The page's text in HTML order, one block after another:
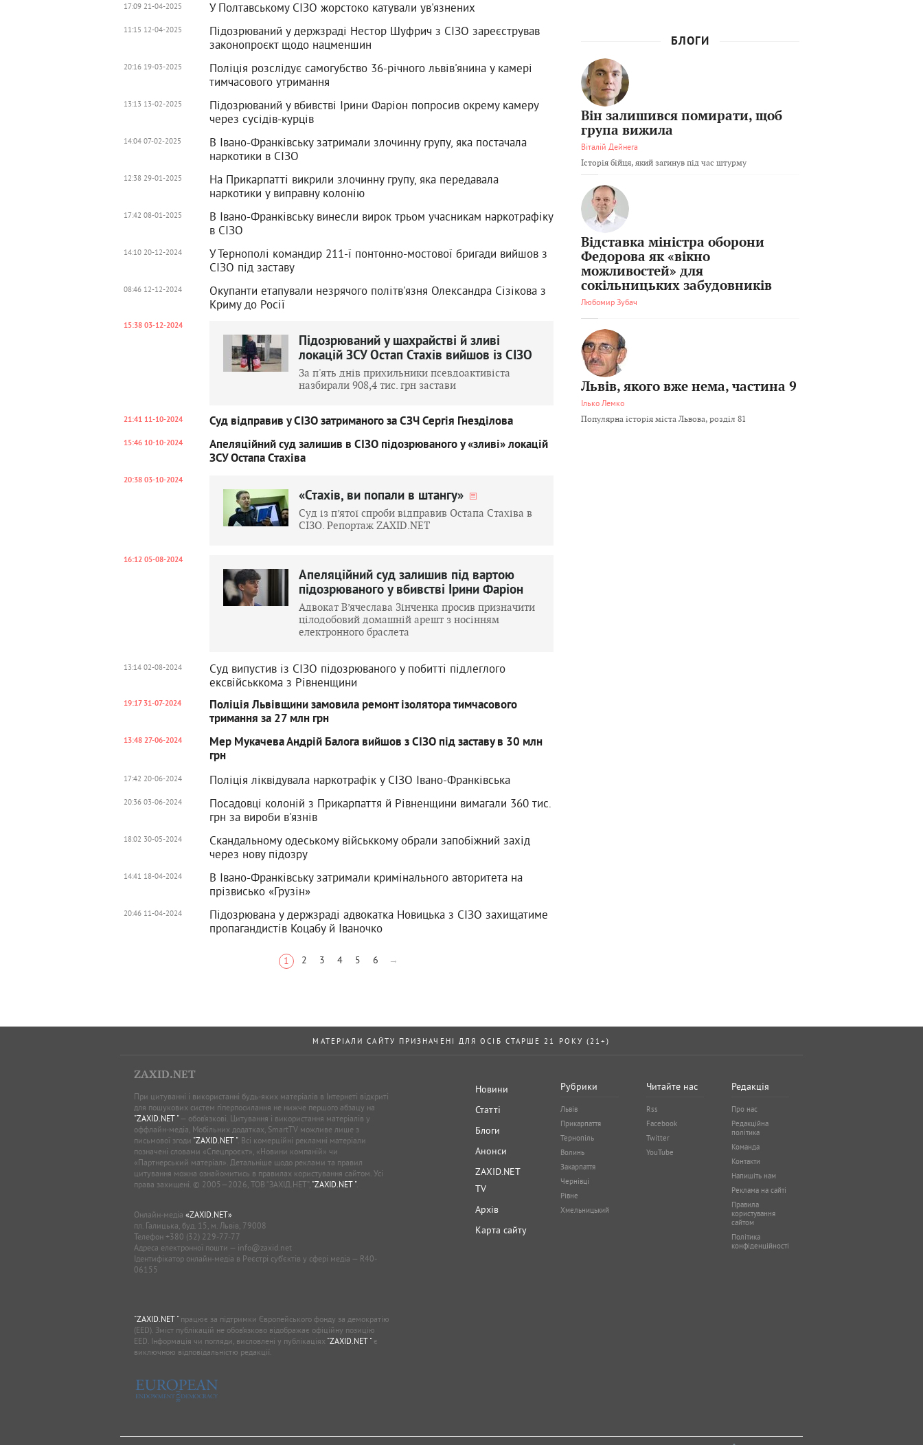
17:09 21-04-2025 У Полтавському СІЗО жорстоко катували ув'язнених
11:15 12-04-2025
Підозрюваний у держзраді Нестор Шуфрич з СІЗО зареєстрував
законопроєкт щодо нацменшин
20:16 19-03-2025
Поліція розслідує самогубство 36-річного львів'янина у камері
тимчасового утримання
13:13 13-02-2025
Підозрюваний у вбивстві Ірини Фаріон попросив окрему камеру
через сусідів-курців
14:04 07-02-2025
В Івано-Франківську затримали злочинну групу, яка постачала
наркотики в СІЗО
12:38 29-01-2025
На Прикарпатті викрили злочинну групу, яка передавала
наркотики у виправну колонію
17:42 08-01-2025
В Івано-Франківську винесли вирок трьом учасникам наркотрафіку
в СІЗО
14:10 20-12-2024
У Тернополі командир 211-ї понтонно-мостової бригади вийшов з
СІЗО під заставу
08:46 12-12-2024
Окупанти етапували незрячого політв'язня Олександра Сізікова з
Криму до Росії
15:38 03-12-2024
Підозрюваний у шахрайстві й зливі
локацій ЗСУ Остап Стахів вийшов із СІЗО
За п'ять днів прихильники псевдоактивіста
назбирали 908,4 тис. грн застави
21:41 11-10-2024 Суд відправив у СІЗО затриманого за СЗЧ Сергія Гнезділова
15:46 10-10-2024
Апеляційний суд залишив в СІЗО підозрюваного у «зливі» локацій
ЗСУ Остапа Стахіва
20:38 03-10-2024
«Стахів, ви попали в штангу»
Суд із п’ятої спроби відправив Остапа Стахіва в
СІЗО. Репортаж ZAXID.NET
16:12 05-08-2024
Апеляційний суд залишив під вартою
підозрюваного у вбивстві Ірини Фаріон
Адвокат В’ячеслава Зінченка просив призначити
цілодобовий домашній арешт з носінням
електронного браслета
13:14 02-08-2024
Суд випустив із СІЗО підозрюваного у побитті підлеглого
ексвійськкома з Рівненщини
19:17 31-07-2024
Поліція Львівщини замовила ремонт ізолятора тимчасового
тримання за 27 млн грн
13:48 27-06-2024
Мер Мукачева Андрій Балога вийшов з СІЗО під заставу в 30 млн
грн
17:42 20-06-2024 Поліція ліквідувала наркотрафік у СІЗО Івано-Франківська
20:36 03-06-2024
Посадовці колоній з Прикарпаття й Рівненщини вимагали 360 тис.
грн за вироби в'язнів
18:02 30-05-2024
Скандальному одеському військкому обрали запобіжний захід
через нову підозру
14:41 18-04-2024
В Івано-Франківську затримали кримінального авторитета на
прізвисько «Грузін»
20:46 11-04-2024
Підозрювана у держзраді адвокатка Новицька з СІЗО захищатиме
пропагандистів Коцабу й Іваночко
1 2 3 4 5 6 →
БЛОГИ
Він залишився помирати, щоб
група вижила
Віталій Дейнега
Історія бійця, який загинув під час штурму
Відставка міністра оборони
Федорова як «вікно
можливостей» для
сокільницьких забудовників
Любомир Зубач
Львів, якого вже нема, частина 9
Ілько Лемко
Популярна історія міста Львова, розділ 81
МАТЕРІАЛИ САЙТУ ПРИЗНАЧЕНІ ДЛЯ ОСІБ СТАРШЕ 21 РОКУ (21+)
ZAXID.NET
При цитуванні і використанні будь-яких матеріалів в Інтернеті відкриті
для пошукових систем гіперпосилання не нижче першого абзацу на
"ZAXID.NET "— обов’язкові. Цитування і використання матеріалів у
оффлайн-медіа, Мобільних додатках, SmartTV можливе лише з
письмової згоди "ZAXID.NET ". Всі комерційні рекламні матеріали
позначені словами «Спецпроєкт», «Новини компаній» чи
«Партнерський матеріал». Детальніше щодо реклами та правил
цитування можна ознайомитись в правилах користування сайтом. Усі
права захищені. © 2005—2026, ТОВ “ЗАХІД.НЕТ”, "ZAXID.NET ".
Онлайн-медіа «ZAXID.NET»
пл. Галицька, буд. 15, м. Львів, 79008
Телефон +380 (32) 229-77-77
Адреса електронної пошти — info@zaxid.net
Ідентифікатор онлайн-медіа в Реєстрі суб'єктів у сфері медіа — R40-
06155
"ZAXID.NET "працює за підтримки Європейського фонду за демократію
(EED). Зміст публікацій не обов’язково відображає офіційну позицію
EED. Інформація чи погляди, висловлені у публікаціях "ZAXID.NET "є
виключною відповідальністю редакції.
Новини
Статті
Блоги
Анонси
ZAXID.NET
TV
Архів
Карта сайту
Рубрики
Львів
Прикарпаття
Тернопіль
Волинь
Закарпаття
Чернівці
Рівне
Хмельницький
Читайте нас
Rss
Facebook
Twitter
YouTube
Редакція
Про нас
Редакційна
політика
Команда
Контакти
Напишіть нам
Реклама на сайті
Правила
користування
сайтом
Політика
конфіденційності